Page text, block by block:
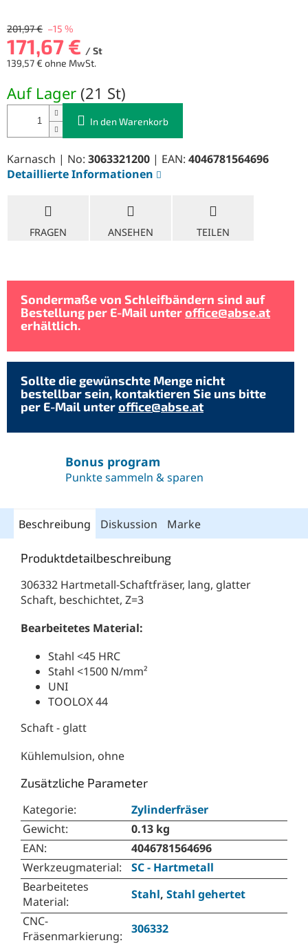
201,97 € –15 %
171,67 € / St
139,57 € ohne MwSt.
Auf Lager (21 St)
In den Warenkorb
Karnasch | No: 3063321200 | EAN: 4046781564696
Detaillierte Informationen
FRAGEN ANSEHEN TEILEN
Sondermaße von Schleifbändern sind auf
Bestellung per E-Mail unteroffice@abse.at
erhältlich.
Sollte die gewünschte Menge nicht
bestellbar sein, kontaktieren Sie uns bitte
per E-Mail unteroffice@abse.at
Bonus program
Punkte sammeln & sparen
Beschreibung Diskussion Marke
Produktdetailbeschreibung
306332 Hartmetall-Schaftfräser, lang, glatter
Schaft, beschichtet, Z=3
Bearbeitetes Material:
Stahl <45 HRC
Stahl <1500 N/mm²
UNI
TOOLOX 44
Schaft - glatt
Kühlemulsion, ohne
Zusätzliche Parameter
Kategorie:
Zylinderfräser
Gewicht:
0.13 kg
EAN:
4046781564696
Werkzeugmaterial:
SC - Hartmetall
Bearbeitetes
Material: Stahl, Stahl gehertet
CNC-
Fräsenmarkierung:
306332